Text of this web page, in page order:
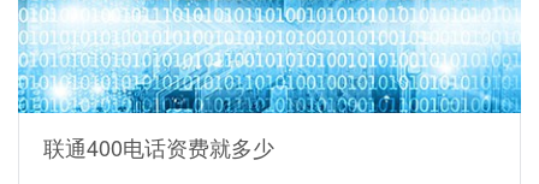
联通400电话资费就多少